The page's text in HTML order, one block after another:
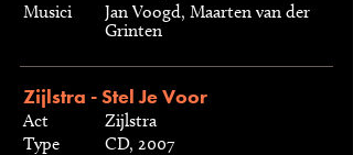
Musici
Jan Voogd, Maarten van der
Grinten
Zijlstra - Stel Je Voor
Act
Zijlstra
Type
CD, 2007